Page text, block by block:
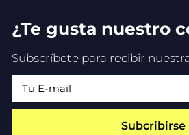
¿Te gusta nuestro
Subscríbete para recibir
Subcribirse